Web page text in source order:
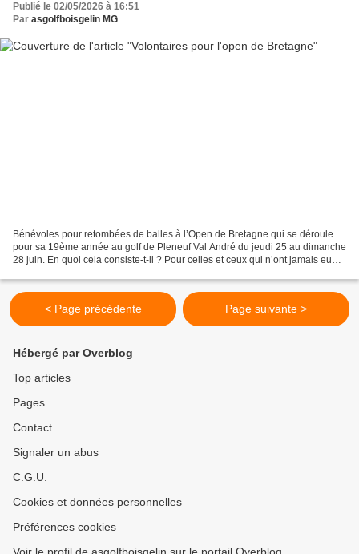
Publié le 02/05/2026 à 16:51
Par asgolfboisgelin MG
Bénévoles pour retombées de balles à l’Open de Bretagne qui se déroule
pour sa 19ème année au golf de Pleneuf Val André du jeudi 25 au dimanche
28 juin. En quoi cela consiste-t-il ? Pour celles et ceux qui n’ont jamais eu
< Page précédente Page suivante >
Hébergé par Overblog
Top articles
Pages
Contact
Signaler un abus
C.G.U.
Cookies et données personnelles
Préférences cookies